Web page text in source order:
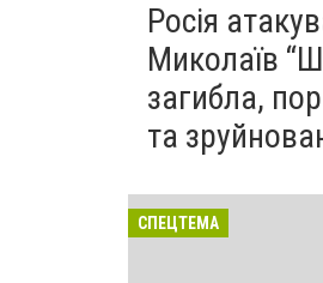
Росія
Миколаїв
загибла,
та
СПЕЦТЕМА